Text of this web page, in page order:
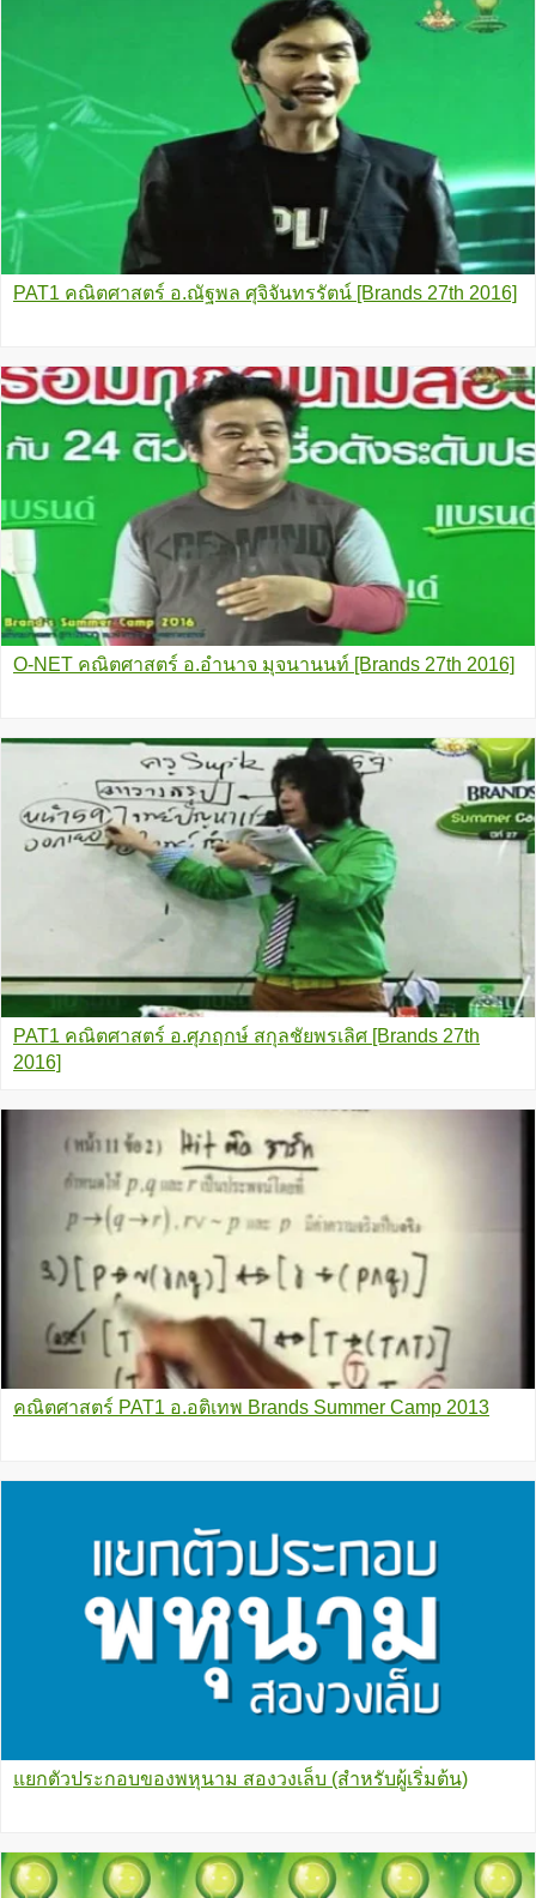
PAT1 คณิตศาสตร์ อ.ณัฐพล ศุจิจันทรรัตน์ [Brands 27th 2016]
O-NET คณิตศาสตร์ อ.อำนาจ มุจนานนท์ [Brands 27th 2016]
PAT1 คณิตศาสตร์ อ.ศุภฤกษ์ สกุลชัยพรเลิศ [Brands 27th
2016]
คณิตศาสตร์ PAT1 อ.อติเทพ Brands Summer Camp 2013
แยกตัวประกอบของพหุนาม สองวงเล็บ (สำหรับผู้เริ่มต้น)